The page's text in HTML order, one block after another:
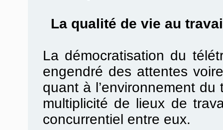
La qualité de vie au
La démocratisation du
engendré des attentes
quant à l’environnement
multiplicité de lieux de
concurrentiel entre eux.